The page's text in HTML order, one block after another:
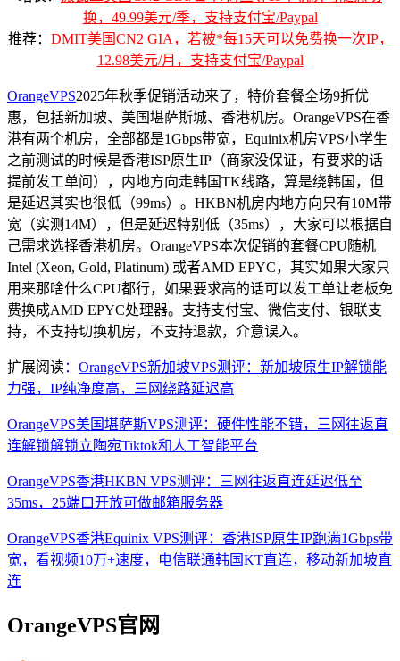
换，49.99美元/季，支持支付宝/Paypal
推荐： DMIT美国CN2 GIA，若被*每15天可以免费换一次IP，
12.98美元/月，支持支付宝/Paypal
OrangeVPS2025年秋季促销活动来了，特价套餐全场9折优
惠，包括新加坡、美国堪萨斯城、香港机房。OrangeVPS在香
港有两个机房，全部都是1Gbps带宽，Equinix机房VPS小学生
之前测试的时候是香港ISP原生IP（商家没保证，有要求的话
提前发工单问），内地方向走韩国TK线路，算是绕韩国，但
是延迟其实也很低（99ms）。HKBN机房内地方向只有10M带
宽（实测14M），但是延迟特别低（35ms），大家可以根据自
己需求选择香港机房。OrangeVPS本次促销的套餐CPU随机
Intel (Xeon, Gold, Platinum) 或者AMD EPYC，其实如果大家只
用来那啥什么CPU都行，如果要求高的话可以发工单让老板免
费换成AMD EPYC处理器。支持支付宝、微信支付、银联支
持，不支持切换机房，不支持退款，介意误入。
扩展阅读： OrangeVPS新加坡VPS测评：新加坡原生IP解锁能
力强，IP纯净度高，三网绕路延迟高
OrangeVPS美国堪萨斯VPS测评：硬件性能不错，三网往返直
连解锁解锁立陶宛Tiktok和人工智能平台
OrangeVPS香港HKBN VPS测评：三网往返直连延迟低至
35ms，25端口开放可做邮箱服务器
OrangeVPS香港Equinix VPS测评：香港ISP原生IP跑满1Gbps带
宽，看视频10万+速度，电信联通韩国KT直连，移动新加坡直
连
OrangeVPS官网